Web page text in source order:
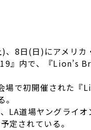
8日(日)にアメリカ
』内で、『Lion’s
で初開催された『
LA道場ヤングライ
定されている。